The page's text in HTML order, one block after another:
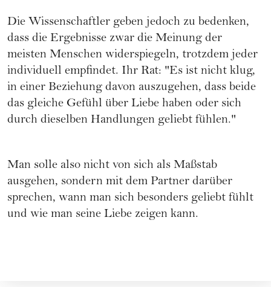
Die Wissenschaftler geben jedoch zu bedenken,
dass die Ergebnisse zwar die Meinung der
meisten Menschen widerspiegeln, trotzdem jeder
individuell empfindet. Ihr Rat: "Es ist nicht klug,
in einer Beziehung davon auszugehen, dass beide
das gleiche Gefühl über Liebe haben oder sich
durch dieselben Handlungen geliebt fühlen."
Man solle also nicht von sich als Maßstab
ausgehen, sondern mit dem Partner darüber
sprechen, wann man sich besonders geliebt fühlt
und wie man seine Liebe zeigen kann.